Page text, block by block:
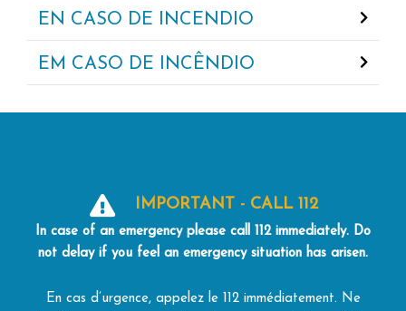
EN CASO DE INCENDIO
EM CASO DE INCÊNDIO
IMPORTANT - CALL 112
In case of an emergency please call 112 immediately. Do
not delay if you feel an emergency situation has arisen.
En cas d’urgence, appelez le 112 immédiatement. Ne